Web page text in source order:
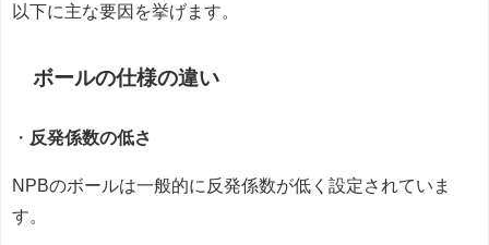
以下に主な要因を挙げます。
ボールの仕様の違い
・ 反発係数の低さ
NPBのボールは一般的に反発係数が低く設定されていま
す。